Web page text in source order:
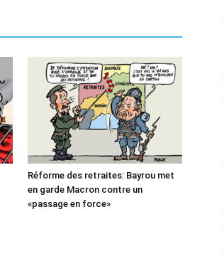
Réforme des retraites: Bayrou met
en garde Macron contre un
«passage en force»